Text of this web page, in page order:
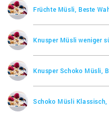
Früchte Müsli, Beste
Knusper Müsli weniger
Knusper Schoko Müsli,
Schoko Müsli Klassisch,